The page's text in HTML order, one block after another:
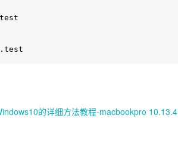
的详细方法教程-macbookpro 10.13.4